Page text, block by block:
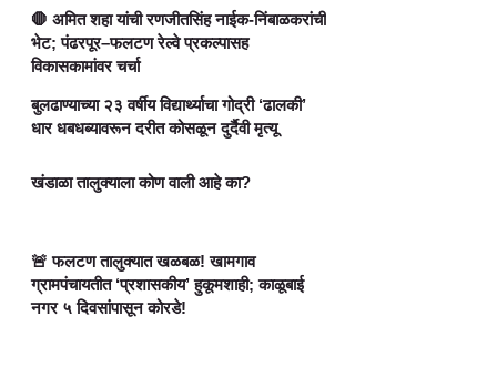
🛑 अमित शहा यांची रणजीतसिंह नाईक-निंबाळकरांची
भेट; पंढरपूर–फलटण रेल्वे प्रकल्पासह
विकासकामांवर चर्चा
बुलढाण्याच्या २३ वर्षीय विद्यार्थ्याचा गोद्री ‘ढालकी’
धार धबधब्यावरून दरीत कोसळून दुर्दैवी मृत्यू
खंडाळा तालुक्याला कोण वाली आहे का?
🚨 फलटण तालुक्यात खळबळ! खामगाव
ग्रामपंचायतीत ‘प्रशासकीय’ हुकूमशाही; काळूबाई
नगर ५ दिवसांपासून कोरडे!